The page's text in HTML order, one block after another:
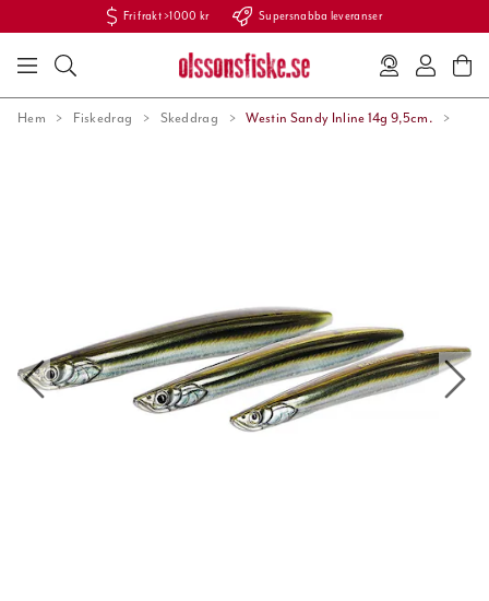
Fri frakt >1000 kr Supersnabba leveranser
Hem Fiskedrag Skeddrag Westin Sandy Inline 14g 9,5cm.